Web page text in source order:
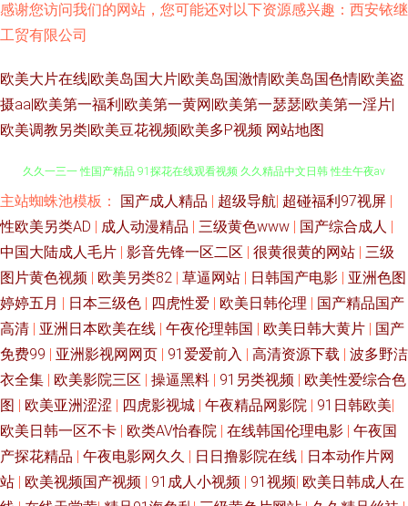
感谢您访问我们的网站，您可能还对以下资源感兴趣：西安铱继
工贸有限公司
欧美大片在线|欧美岛国大片|欧美岛国激情|欧美岛国色情|欧美盗
摄aa|欧美第一福利|欧美第一黄网|欧美第一瑟瑟|欧美第一淫片|
欧美调教另类|欧美豆花视频|欧美多P视频 网站地图
国产婷婷视频一区二区 91视频观看吴梦梦 中日韩无码不卡 www91福利视频
久久一三一 性国产精品 91探花在线观看视频 久久精品中文日韩 性生午夜av
AV大香蕉 麻豆久久精品 淫语对白刺激对HD 成人影音先锋免费视频 涩99热
热99 国产人妖一区二区视频 亚洲成人无码懂色 95青娱国内视频 久久嫩草精
品视频 亚洲私人网熟女91 AV福利在线导航 美女被草 亚洲狼友 91社区免费
视频 黑料视频 深爱91cn 91啦露脸熟女 东方aV一男一女 三级自拍日韩 91农
村站街熟女露脸 久久成人资源网 亚洲中文别类日韩 avvt亚洲一区 麻豆91红
主站蜘蛛池模板： 国产成人精品 | 超级导航| 超碰福利97视屏 |
性欧美另类AD | 成人动漫精品 | 三级黄色www | 国产综合成人 |
中国大陆成人毛片 | 影音先锋一区二区 | 很黄很黄的网站 | 三级
图片黄色视频 | 欧美另类82 | 草逼网站 | 日韩国产电影 | 亚洲色图
婷婷五月 | 日本三级色 | 四虎性爱 | 欧美日韩伦理 | 国产精品国产
高清 | 亚洲日本欧美在线 | 午夜伦理韩国 | 欧美日韩大黄片 | 国产
免费99 | 亚洲影视网网页 | 91爱爱前入 | 高清资源下载 | 波多野洁
衣全集 | 欧美影院三区 | 操逼黑料 | 91另类视频 | 欧美性爱综合色
图 | 欧美亚洲涩涩 | 四虎影视城 | 午夜精品网影院 | 91日韩欧美|
欧美日韩一区不卡 | 欧类AV怡春院 | 在线韩国伦理电影 | 午夜国
产探花精品 | 午夜电影网久久 | 日日撸影院在线 | 日本动作片网
站 | 欧美视频国产视频 | 91成人小视频 | 91视频| 欧美日韩成人在